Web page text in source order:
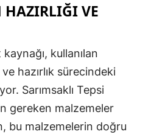
HAZIRLIĞI VE
kullanılan
hazırlık sürecindeki
Sarımsaklı Tepsi
gereken malzemeler
bu malzemelerin doğru